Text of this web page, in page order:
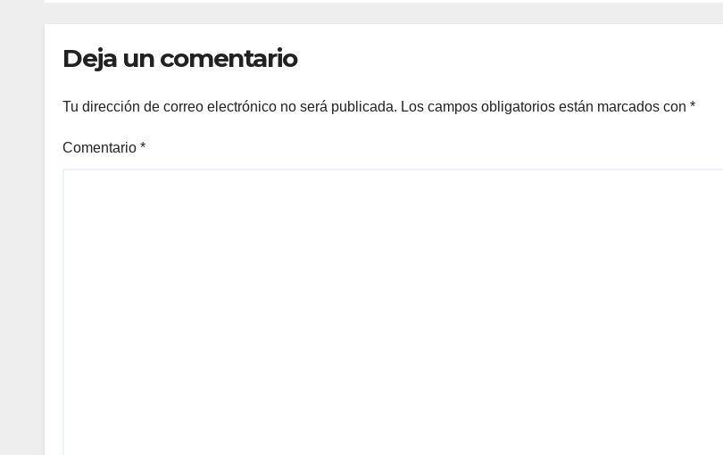
Deja un comentario
Tu dirección de correo electrónico no será publicada. Los campos obligatorios están marcados con *
Comentario *